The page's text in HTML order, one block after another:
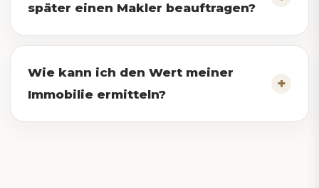
später einen Makler beauftragen?
Wie kann ich den Wert meiner
Immobilie ermitteln?